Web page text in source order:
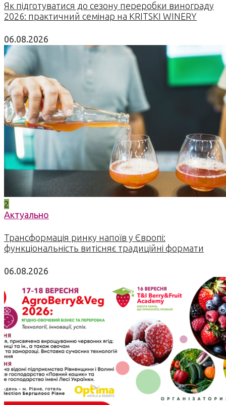
Як підготуватися до сезону переробки винограду
2026: практичний семінар на KRITSKI WINERY
06.08.2026
2
Актуально
Трансформація ринку напоїв у Європі:
функціональність витісняє традиційні формати
06.08.2026